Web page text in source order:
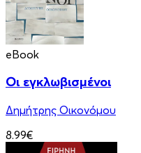
eBook
Οι εγκλωβισμένοι
Δημήτρης Οικονόμου
8.99€